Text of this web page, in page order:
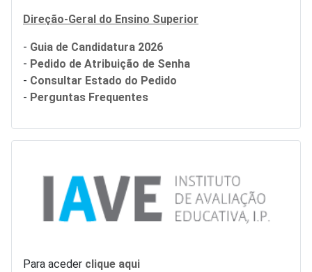
Direção-Geral do Ensino Superior
- Guia de Candidatura 2026
- Pedido de Atribuição de Senha
- Consultar Estado do Pedido
- Perguntas Frequentes
Para aceder clique aqui